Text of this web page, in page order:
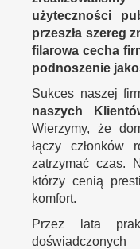
użyteczności
przeszła szereg
filarowa cecha
podnoszenie
Sukces naszej
naszych
Wierzymy, że
łączy
zatrzymać czas.
którzy cenią
komfort.
Przez lata